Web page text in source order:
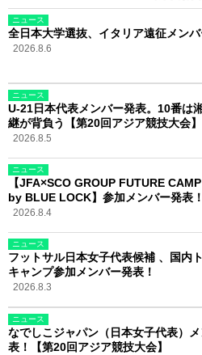
ニュース
全日本大学選抜、イタリア遠征メンバ
2026.8.6
ニュース
U-21日本代表メンバー発表。10番は
継が背負う【第20回アジア競技大会】
2026.8.5
ニュース
【JFA×SCO GROUP FUTURE
by BLUE LOCK】参加メンバー発表！
2026.8.4
ニュース
フットサル日本女子代表候補 、国内
キャンプ参加メンバー発表！
2026.8.3
ニュース
なでしこジャパン（日本女子代表）
表！【第20回アジア競技大会】